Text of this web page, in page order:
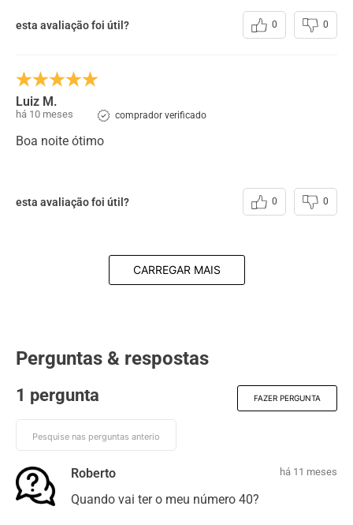
esta avaliação foi útil? 0 0
Luiz M.
há 10 meses comprador verificado
Boa noite ótimo
esta avaliação foi útil? 0 0
CARREGAR MAIS
Perguntas & respostas
1 pergunta FAZER PERGUNTA
Roberto há 11 meses
Quando vai ter o meu número 40?